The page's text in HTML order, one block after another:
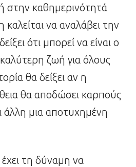
στην καθημερινότητά
να αναλάβει την
ότι μπορεί να είναι ο
ζωή για όλους
θα δείξει αν η
θα αποδώσει καρπούς
άλλη μια αποτυχημένη
τη δύναμη να